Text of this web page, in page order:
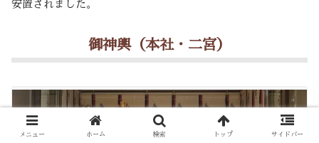
安置されました。
御神輿（本社・二宮）
メニュー ホーム 検索 トップ サイドバー